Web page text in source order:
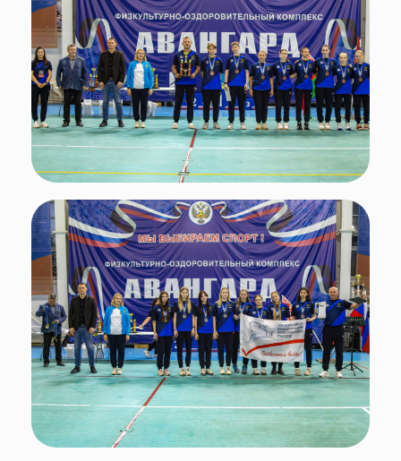
Итоги
Победители и призёры соревнований:
Волейбол:
1 место — Киров
2 место — Ярославль
3 место — Москва
Мини-футбол:
1 место — Витебская область
2 место — Свердловский областной
Педагогический колледж
3 место — Санкт-Петербургский Пожарно-
спасательный колледж
Баскетбол 3х3:
1 место — Минск
2 место — Самарская область